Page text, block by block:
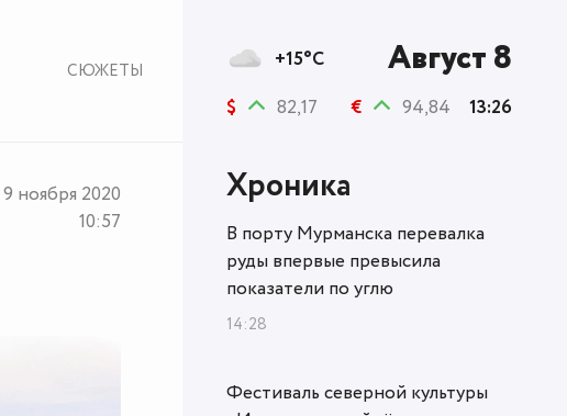
СЮЖЕТЫ
9 ноября 2020
10:57
+15°C Август 8
$ 82,17 € 94,84 13:26
Хроника
В порту Мурманска перевалка
руды впервые превысила
показатели по углю
14:28
Фестиваль северной культуры